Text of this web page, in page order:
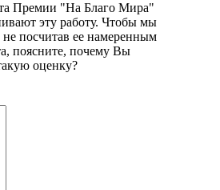
Премии "На Благо Мира"
эту работу. Чтобы мы
посчитав ее намеренным
поясните, почему Вы
оценку?